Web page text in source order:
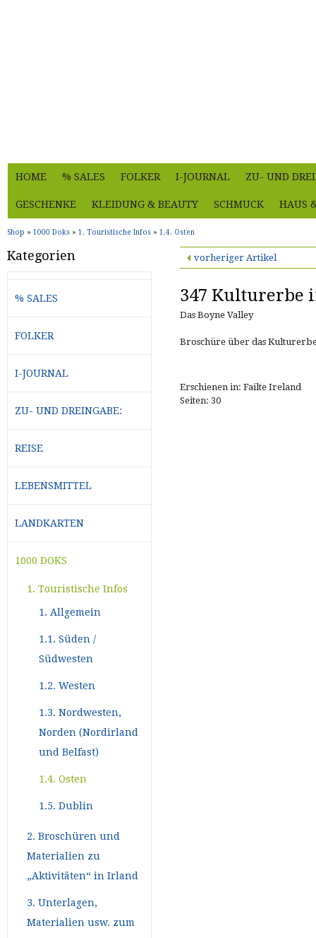
HOME % SALES FOLKER I-JOURNAL ZU- UND
GESCHENKE KLEIDUNG & BEAUTY SCHMUCK HAUS
Shop » 1000 Doks » 1. Touristische Infos » 1.4. Osten
vorheriger Artikel
347 Kulturerbe
Das Boyne Valley
Broschüre über das
Erschienen in: Failte Ireland
Seiten: 30
Kategorien
% SALES
FOLKER
I-JOURNAL
ZU- UND DREINGABE:
REISE
LEBENSMITTEL
LANDKARTEN
1000 DOKS
1. Touristische Infos
1. Allgemein
1.1. Süden /
Südwesten
1.2. Westen
1.3. Nordwesten,
Norden (Nordirland
und Belfast)
1.4. Osten
1.5. Dublin
2. Broschüren und
Materialien zu
„Aktivitäten“ in Irland
3. Unterlagen,
Materialien usw. zum